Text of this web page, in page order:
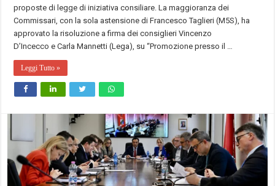
proposte di legge di iniziativa consiliare. La maggioranza dei
Commissari, con la sola astensione di Francesco Taglieri (M5S), ha
approvato la risoluzione a firma dei consiglieri Vincenzo
D’Incecco e Carla Mannetti (Lega), su “Promozione presso il …
Leggi Tutto »